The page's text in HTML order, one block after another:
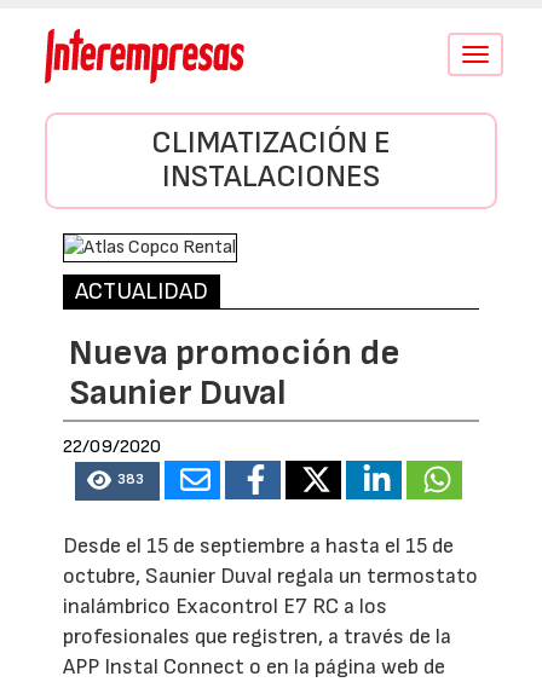
Conmutar
CLIMATIZACIÓN E
INSTALACIONES
ACTUALIDAD
Nueva promoción de
Saunier Duval
22/09/2020
383
Desde el 15 de septiembre a hasta el 15 de
octubre, Saunier Duval regala un termostato
inalámbrico Exacontrol E7 RC a los
profesionales que registren, a través de la
APP Instal Connect o en la página web de